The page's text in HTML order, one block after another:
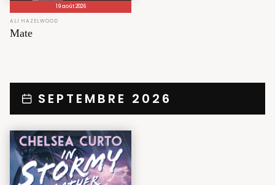
19 août 2026
ALI HAZELWOOD
Mate
SEPTEMBRE 2026